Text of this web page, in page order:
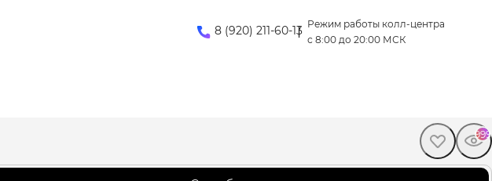
8 (920) 211-60-13 Режим работы колл-центра
с 8:00 до 20:00 МСК
999